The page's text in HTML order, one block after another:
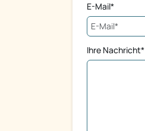
E-Mail*
Ihre Nachricht*